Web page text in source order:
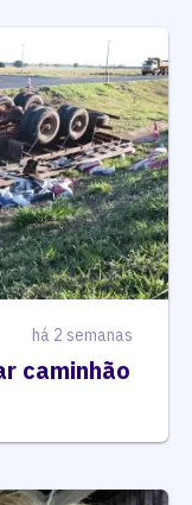
há 2 semanas
caminhão